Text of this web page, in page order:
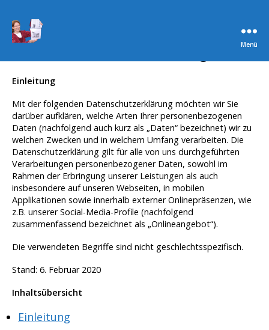
Oberursel
Menü
Datenschutzerklärung
Einleitung
Mit der folgenden Datenschutzerklärung möchten wir Sie
darüber aufklären, welche Arten Ihrer personenbezogenen
Daten (nachfolgend auch kurz als „Daten“ bezeichnet) wir zu
welchen Zwecken und in welchem Umfang verarbeiten. Die
Datenschutzerklärung gilt für alle von uns durchgeführten
Verarbeitungen personenbezogener Daten, sowohl im
Rahmen der Erbringung unserer Leistungen als auch
insbesondere auf unseren Webseiten, in mobilen
Applikationen sowie innerhalb externer Onlinepräsenzen, wie
z.B. unserer Social-Media-Profile (nachfolgend
zusammenfassend bezeichnet als „Onlineangebot“).
Die verwendeten Begriffe sind nicht geschlechtsspezifisch.
Stand: 6. Februar 2020
Inhaltsübersicht
Einleitung